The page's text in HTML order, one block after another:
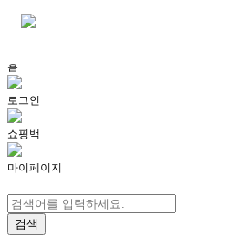
홈
로그인
쇼핑백
마이페이지